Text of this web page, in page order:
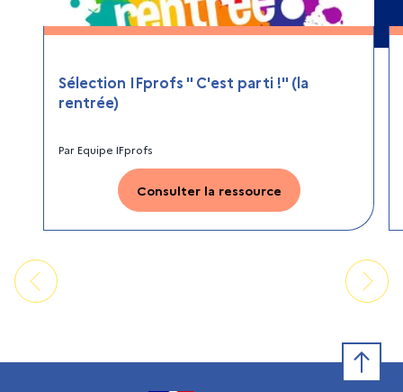
Sélection IFprofs " C'est parti !" (la
rentrée)
ParEquipe IFprofs
Consulter la ressource